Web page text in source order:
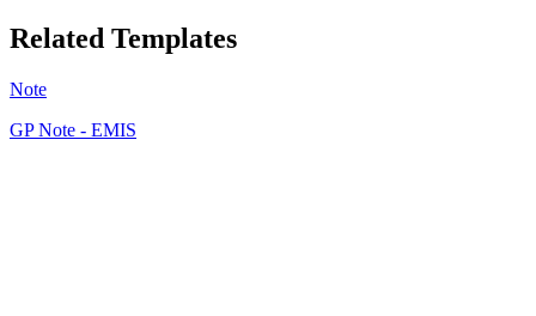
Related Templates
Note
GP Note - EMIS